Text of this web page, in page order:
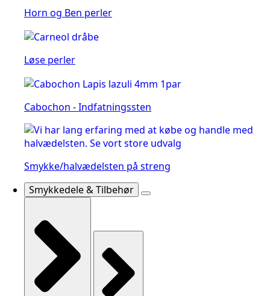
Horn og Ben perler
Løse perler
Cabochon - Indfatningssten
Smykke/halvædelsten på streng
Smykkedele & Tilbehør